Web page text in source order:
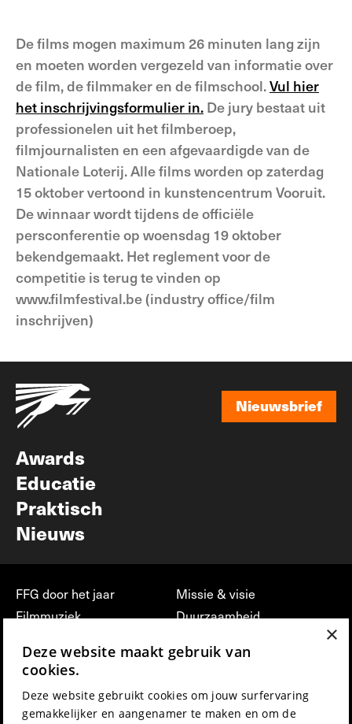
De films mogen maximum 26 minuten lang zijn
en moeten worden vergezeld van informatie over
de film, de filmmaker en de filmschool.Vul hier
het inschrijvingsformulier in. De jury bestaat uit
professionelen uit het filmberoep,
filmjournalisten en een afgevaardigde van de
Nationale Loterij. Alle films worden op zaterdag
15 oktober vertoond in kunstencentrum Vooruit.
De winnaar wordt tijdens de officiële
persconferentie op woensdag 19 oktober
bekendgemaakt. Het reglement voor de
competitie is terug te vinden op
www.filmfestival.be (industry office/film
inschrijven)
Nieuwsbrief
Awards
Educatie
Praktisch
Nieuws
FFG door het jaar
Filmmuziek
Press & Industry
Film Fest Friends
Missie & visie
Duurzaamheid
vrijwilligerswerk bij FFG
Privacy & Disclaimer
×
Deze website maakt gebruik van
cookies.
Deze website gebruikt cookies om jouw surfervaring
gemakkelijker en aangenamer te maken en om de